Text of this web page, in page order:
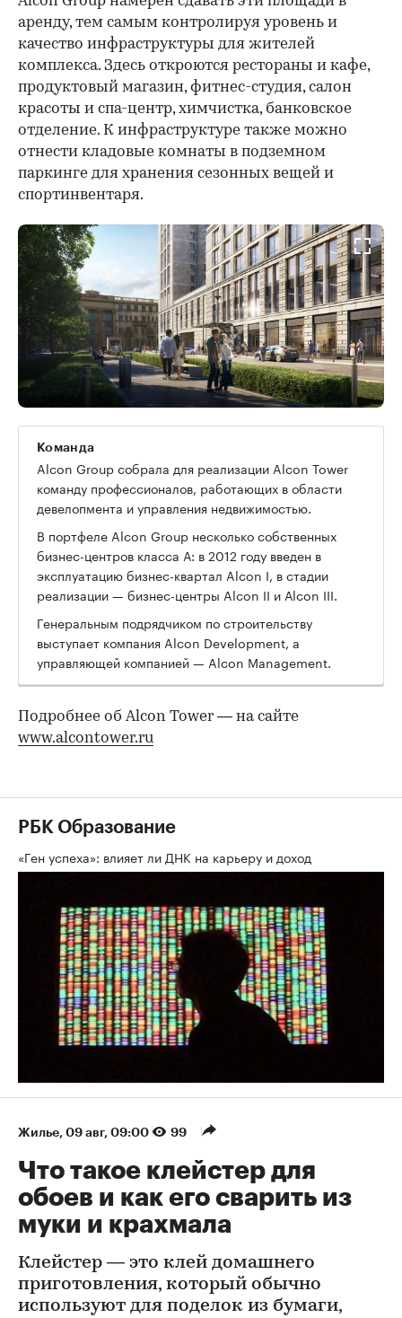
аренду, тем самым контролируя уровень и
качество инфраструктуры для жителей
комплекса. Здесь откроются рестораны и кафе,
продуктовый магазин, фитнес-студия, салон
красоты и спа-центр, химчистка, банковское
отделение. К инфраструктуре также можно
отнести кладовые комнаты в подземном
паркинге для хранения сезонных вещей и
спортинвентаря.
Команда
Alcon Group собрала для реализации Alcon Tower
команду профессионалов, работающих в области
девелопмента и управления недвижимостью.
В портфеле Alcon Group несколько собственных
бизнес-центров класса А: в 2012 году введен в
эксплуатацию бизнес-квартал Alcon I, в стадии
реализации — бизнес-центры Alcon II и Аlcon III.
Генеральным подрядчиком по строительству
выступает компания Alcon Development, а
управляющей компанией — Alcon Management.
Подробнее об Alcon Tower — на сайте
www.alcontower.ru
РБК Образование
«Ген успеха»: влияет ли ДНК на карьеру и доход
Жилье⁠, 09 авг, 09:00 99
Что такое клейстер для
обоев и как его сварить из
муки и крахмала
Клейстер — это клей домашнего
приготовления, который обычно
используют для поделок из бумаги,